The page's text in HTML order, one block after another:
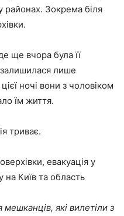
районах. Зокрема біля
ще вчора була її
лише
ночі вони з чоловіком
їм життя.
триває.
які вилетіли з